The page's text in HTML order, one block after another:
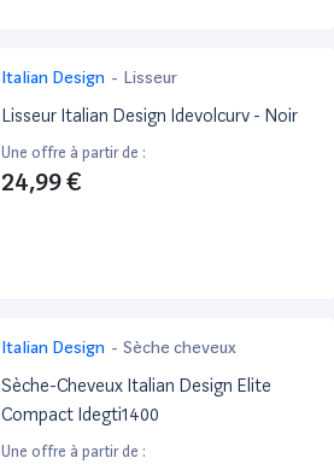
Italian Design - Lisseur
Lisseur Italian Design Idevolcurv - Noir
Une offre à partir de :
24,99 €
Italian Design - Sèche cheveux
Sèche-Cheveux Italian Design Elite
Compact Idegti1400
Une offre à partir de :